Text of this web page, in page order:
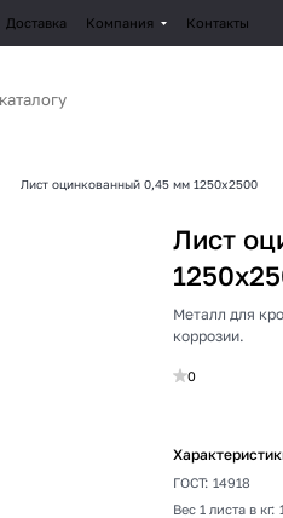
Доставка Компания Контакты
Лист оцинкованный 0,45 мм 1250х2500
Лист
Металл для
коррозии.
0
ГОСТ: 14918
Вес 1 листа в кг: